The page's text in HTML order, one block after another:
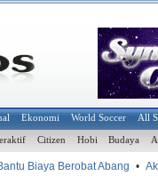
Ekonomi World Soccer All
Citizen Hobi Budaya
Biaya Berobat Abang